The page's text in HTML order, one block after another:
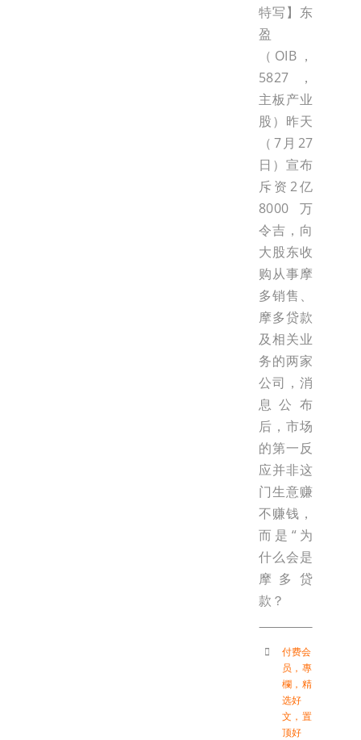
特写】东
盈
（OIB，
5827，
主板产业
股）昨天
（7月27
日）宣布
斥资2亿
8000万
令吉，向
大股东收
购从事摩
多销售、
摩多贷款
及相关业
务的两家
公司，消
息公布
后，市场
的第一反
应并非这
门生意赚
不赚钱，
而是“为
什么会是
摩多贷
款？
付费会
员 ， 專
欄 ， 精
选好
文 ， 置
顶好